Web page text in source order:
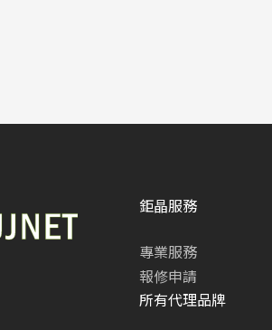
鉅晶服務
專業服務
報修申請
所有代理品牌